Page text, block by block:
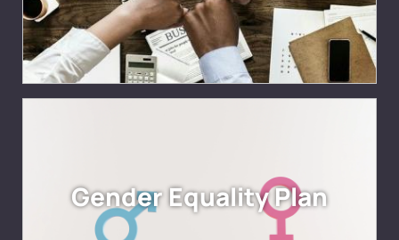
Gender Equality Plan